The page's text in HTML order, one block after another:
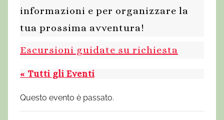
informazioni e per organizzare la
tua prossima avventura!
Escursioni guidate su richiesta
« Tutti gli Eventi
Questo evento è passato.